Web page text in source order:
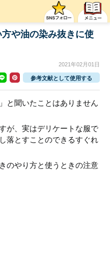
や油の染み抜きに使
2021年02月01日
参考文献として使用する
と聞いたことはありません
が、実はデリケートな服で
落とすことのできるすぐれ
のやり方と使うときの注意